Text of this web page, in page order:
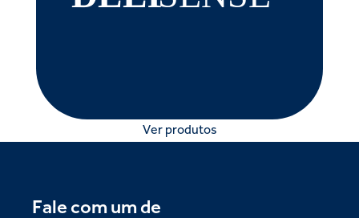
Ver produtos
Fale com um de